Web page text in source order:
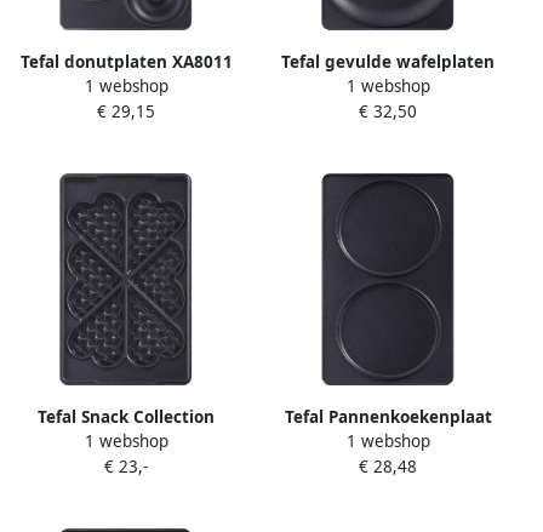
Tefal donutplaten XA8011
1 webshop
€ 29,15
Tefal gevulde wafelplaten
XA8008
1 webshop
€ 32,50
Tefal Snack Collection
XA800612 Hartvormige
Wafelplaten Non-Stick
1 webshop
€ 23,-
Tefal Pannenkoekenplaat
XA8010 geschikt voor
sw852d snack collection
1 webshop
€ 28,48